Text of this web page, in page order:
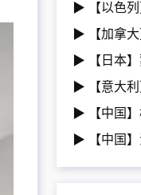
▶ 【以色
▶ 【加拿
▶ 【日本
▶ 【意大
▶ 【中国
▶ 【中国